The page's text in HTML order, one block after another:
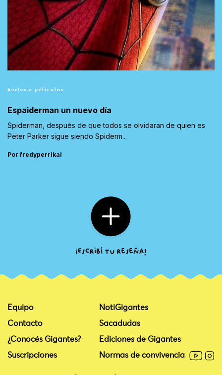
Series o películas
Espaiderman un nuevo día
Spiderman, después de que todos se olvidaran de quien es
Peter Parker sigue siendo Spiderm...
Por fredyperrikai
Equipo
Contacto
¿Conocés Gigantes?
Suscripciones
NotiGigantes
Sacadudas
Ediciones de Gigantes
Normas de convivencia